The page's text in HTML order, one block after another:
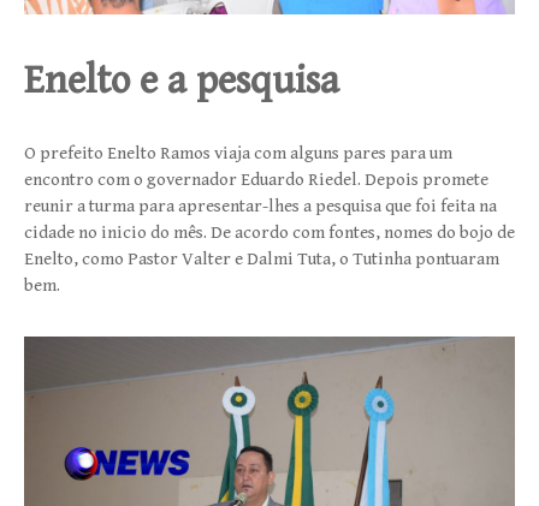
Enelto e a pesquisa
O prefeito Enelto Ramos viaja com alguns pares para um
encontro com o governador Eduardo Riedel. Depois promete
reunir a turma para apresentar-lhes a pesquisa que foi feita na
cidade no inicio do mês. De acordo com fontes, nomes do bojo de
Enelto, como Pastor Valter e Dalmi Tuta, o Tutinha pontuaram
bem.